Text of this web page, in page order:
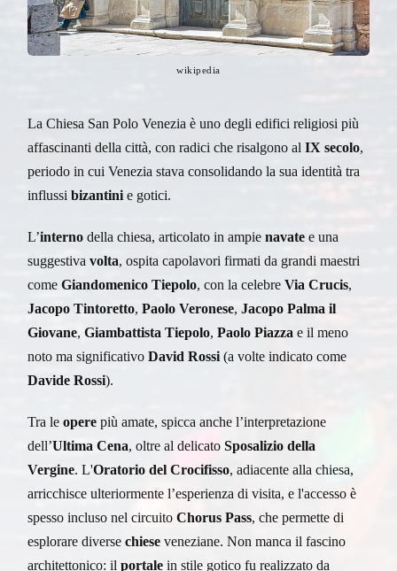
wikipedia
La Chiesa San Polo Venezia è uno degli edifici religiosi più
affascinanti della città, con radici che risalgono alIX secolo,
periodo in cui Venezia stava consolidando la sua identità tra
influssibizantini e gotici.
L’interno della chiesa, articolato in ampienavate e una
suggestivavolta, ospita capolavori firmati da grandi maestri
comeGiandomenico Tiepolo, con la celebreVia Crucis,
Jacopo Tintoretto,Paolo Veronese,Jacopo Palma il
Giovane,Giambattista Tiepolo,Paolo Piazza e il meno
noto ma significativoDavid Rossi (a volte indicato come
Davide Rossi).
Tra leopere più amate, spicca anche l’interpretazione
dell’Ultima Cena, oltre al delicatoSposalizio della
Vergine. L'Oratorio del Crocifisso, adiacente alla chiesa,
arricchisce ulteriormente l’esperienza di visita, e l'accesso è
spesso incluso nel circuitoChorus Pass, che permette di
esplorare diversechiese veneziane. Non manca il fascino
architettonico: ilportale in stile gotico fu realizzato da